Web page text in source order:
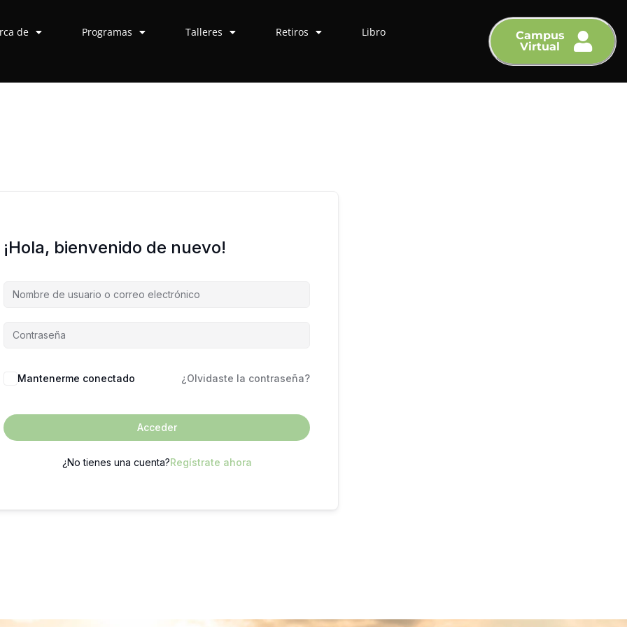
de Programas Talleres Retiros Libro
Campus
Virtual
¡Hola, bienvenido de nuevo!
Mantenerme conectado ¿Olvidaste la contraseña?
Acceder
¿No tienes una cuenta?Regístrate ahora